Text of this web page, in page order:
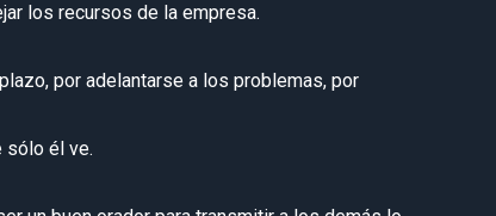
los recursos de la empresa.
por adelantarse a los problemas, por
sólo él ve.